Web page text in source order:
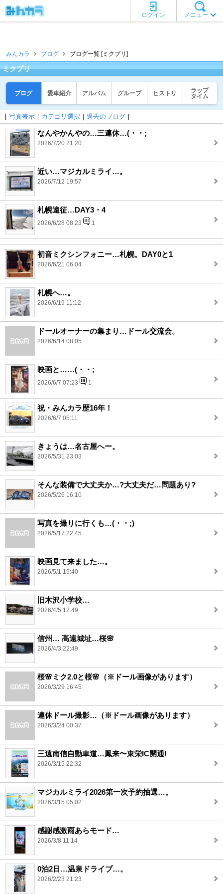
メニュー
ログイン
みんカラ ブログ ブログ一覧 [ミクプリ]
ミクプリ
ブログ 愛車紹介 アルバム グループ ヒストリ
ラップ
タイム
[ 写真表示 ｜ カテゴリ選択 ｜ 過去のブログ ]
なんやかんやの…三連休…(・・;
2026/7/20 21:20
近い…マジカルミライ…。
2026/7/12 19:57
札幌遠征…DAY3・4
2026/6/28 08:23 1
初音ミクシンフォニー…札幌。DAY0と1
2026/6/21 06:04
札幌へ…。
2026/6/19 11:12
ドールオーナーの集まり…ドール交流会。
2026/6/14 08:05
映画と……(・・;
2026/6/7 07:23 1
祝・みんカラ歴16年！
2026/6/7 05:11
きょうは…名古屋へー。
2026/5/31 23:03
そんな装備で大丈夫か…?大丈夫だ…問題あり?
2026/5/26 16:10
写真を撮りに行くも…(・・;)
2026/5/17 22:45
映画見て来ました…。
2026/5/1 19:40
旧木沢小学校…
2026/4/5 12:49
信州… 高遠城址…桜🌸
2026/4/3 22:49
桜🌸ミク2.0と桜🌸（※ドール画像があります）
2026/3/29 16:45
連休ドール撮影…（※ドール画像があります）
2026/3/24 00:37
三遠南信自動車道…鳳来〜東栄IC開通!
2026/3/15 22:32
マジカルミライ2026第一次予約抽選…。
2026/3/15 05:02
感謝感激雨あらモード…
2026/3/8 11:14
0泊2日…温泉ドライブ…。
2026/2/23 21:23